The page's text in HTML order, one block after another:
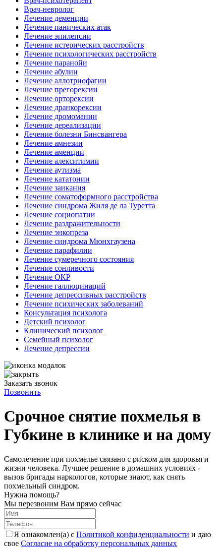
Врач-невролог
Лечение деменции
Лечение панических атак
Лечение эпилепсии
Лечение истерических расстройств
Лечение психологических расстройств
Лечение паранойи
Лечение абулии
Лечение аллотриофагии
Лечение прегорексии
Лечение орторексии
Лечение дранкорексии
Лечение дромомании
Лечение дереализации
Лечение болезни Бинсвангера
Лечение амнезии
Лечение аменции
Лечение алекситимии
Лечение аутизма
Лечение кататонии
Лечение заикания
Лечение соматоформного расстройства
Лечение синдрома Жиля де ла Туретта
Лечение социопатии
Лечение раздражительности
Лечение энкопреза
Лечение синдрома Мюнхгаузена
Лечение парафилии
Лечение сумеречного состояния
Лечение сонливости
Лечение ОКР
Лечение галлюцинаций
Лечение депрессивных расстройств
Лечение психических заболеваний
Консультация психолога
Детский психолог
Клинический психолог
Семейный психолог
Лечение депрессии
Заказать звонок
Позвонить
Срочное снятие похмелья в
Губкине в клинике и на дому
Самолечение при похмелье связано с риском для здоровья и
жизни человека. Лучшее решение в домашних условиях -
вызов бригады наркологов, которые знают, как снять
похмельный синдром.
Нужна помощь?
Мы перезвоним Вам прямо сейчас
Я ознакомлен(а) с Политикой конфиденциальности и даю
свое Согласие на обработку персональных данных